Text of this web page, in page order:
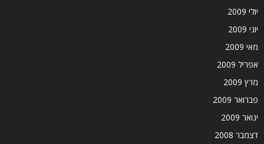
יולי 2009
יוני 2009
מאי 2009
אפריל 2009
מרץ 2009
פברואר 2009
ינואר 2009
דצמבר 2008